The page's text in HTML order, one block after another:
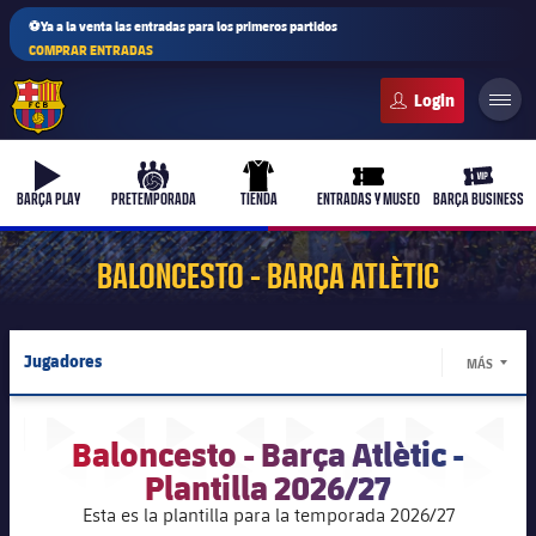
⚽Ya a la venta las entradas para los primeros partidos
COMPRAR ENTRADAS
b-play
BARÇA PLAY
culers-ball
PRETEMPORADA
uniform
TIENDA
ticket-full
ENTRADAS Y MUSEO
ticket-
BARÇA BUSINESS
BALONCESTO - BARÇA ATLÈTIC
Jugadores MÁS
Resultados
Clasificaciones
Baloncesto - Barça Atlètic -
Plantilla 2026/27
Esta es la plantilla para la temporada 2026/27